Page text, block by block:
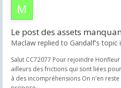
Le post des assets
Maclaw replied to Gandalf's topic
Salut CC72077 Pour rejoindre
ailleurs des frictions qui sont liées
à des incompréhensions On n'en